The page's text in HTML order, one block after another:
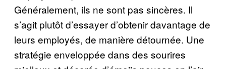
Généralement, ils ne sont pas sincères. Il
s’agit plutôt d’essayer d’obtenir davantage de
leurs employés, de manière détournée. Une
stratégie enveloppée dans des sourires